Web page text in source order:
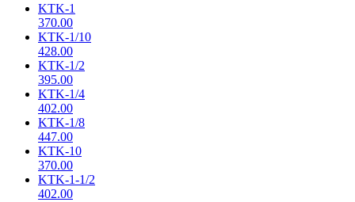
KTK-1
370.00
KTK-1/10
428.00
KTK-1/2
395.00
KTK-1/4
402.00
KTK-1/8
447.00
KTK-10
370.00
KTK-1-1/2
402.00